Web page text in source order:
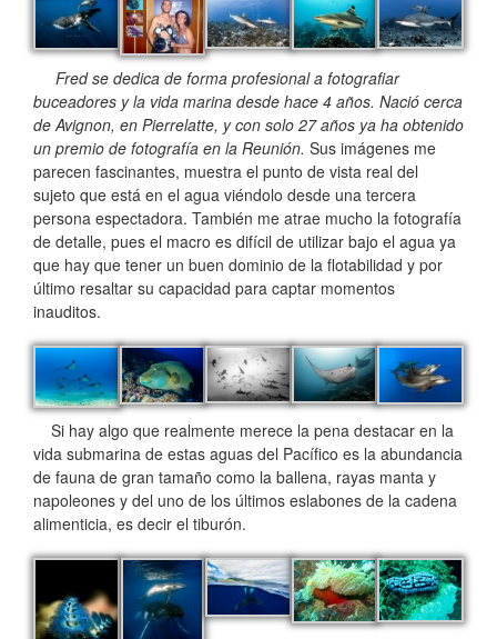
Fred se dedica de forma profesional a fotografiar
buceadores y la vida marina desde hace 4 años. Nació cerca
de Avignon, en Pierrelatte, y con solo 27 años ya ha obtenido
un premio de fotografía en la Reunión. Sus imágenes me
parecen fascinantes, muestra el punto de vista real del
sujeto que está en el agua viéndolo desde una tercera
persona espectadora. También me atrae mucho la fotografía
de detalle, pues el macro es difícil de utilizar bajo el agua ya
que hay que tener un buen dominio de la flotabilidad y por
último resaltar su capacidad para captar momentos
inauditos.
Si hay algo que realmente merece la pena destacar en la
vida submarina de estas aguas del Pacífico es la abundancia
de fauna de gran tamaño como la ballena, rayas manta y
napoleones y del uno de los últimos eslabones de la cadena
alimenticia, es decir el tiburón.